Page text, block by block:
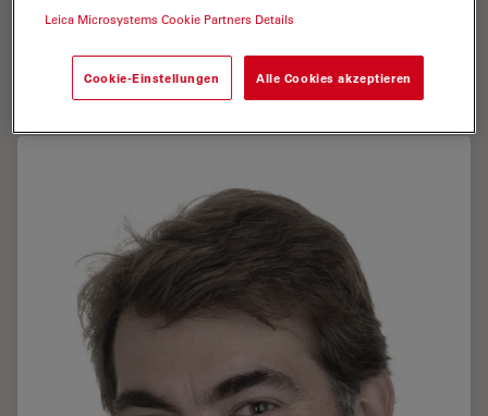
Publications : 1
Leica Microsystems Cookie Partners Details
Cookie-Einstellungen Alle Cookies akzeptieren